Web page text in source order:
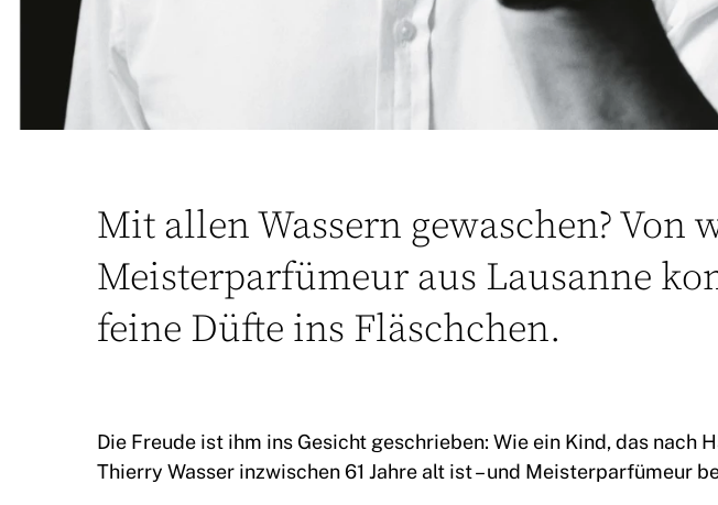
Mit allen Wassern gewaschen? Von
Meisterparfümeur aus Lausanne
feine Düfte ins Fläschchen.
Die Freude ist ihm ins Gesicht geschrieben: Wie ein Kind, das nach
Thierry Wasser inzwischen 61 Jahre alt ist – und Meisterparfümeur